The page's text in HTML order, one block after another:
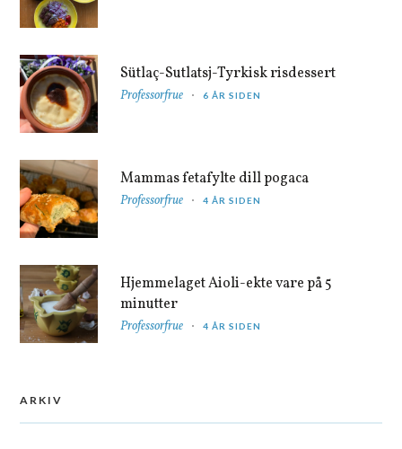
Sütlaç-Sutlatsj-Tyrkisk risdessert
Professorfrue 6 ÅR SIDEN
Mammas fetafylte dill pogaca
Professorfrue 4 ÅR SIDEN
Hjemmelaget Aioli-ekte vare på 5
minutter
Professorfrue 4 ÅR SIDEN
ARKIV